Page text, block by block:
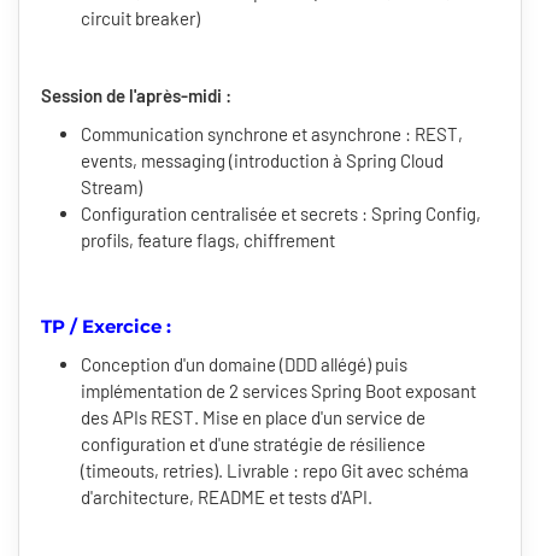
circuit breaker)
Session de l'après-midi :
Communication synchrone et asynchrone : REST,
events, messaging (introduction à Spring Cloud
Stream)
Configuration centralisée et secrets : Spring Config,
profils, feature flags, chiffrement
TP / Exercice :
Conception d'un domaine (DDD allégé) puis
implémentation de 2 services Spring Boot exposant
des APIs REST. Mise en place d'un service de
configuration et d'une stratégie de résilience
(timeouts, retries). Livrable : repo Git avec schéma
d'architecture, README et tests d'API.